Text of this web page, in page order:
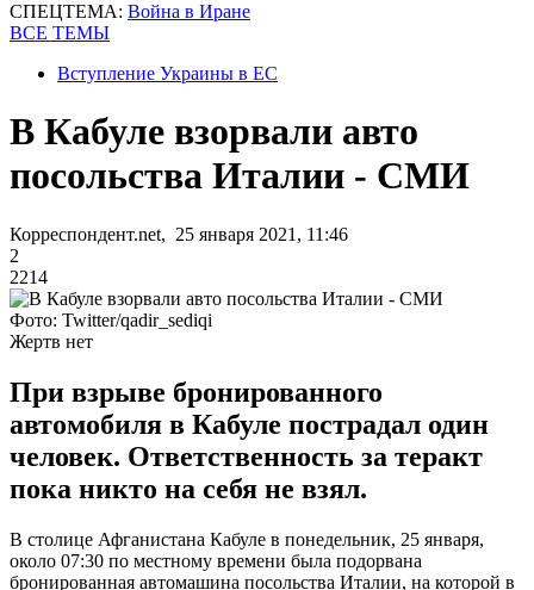
СПЕЦТЕМА: Война в Иране
ВСЕ ТЕМЫ
Вступление Украины в ЕС
В Кабуле взорвали авто
посольства Италии - СМИ
Корреспондент.net, 25 января 2021, 11:46
2
2214
Фото: Twitter/qadir_sediqi
Жертв нет
При взрыве бронированного
автомобиля в Кабуле пострадал один
человек. Ответственность за теракт
пока никто на себя не взял.
В столице Афганистана Кабуле в понедельник, 25 января,
около 07:30 по местному времени была подорвана
бронированная автомашина посольства Италии, на которой в